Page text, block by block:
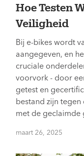
Hoe Testen
Veiligheid
Bij e-bikes wordt
aangegeven, en
cruciale
voorvork - door
getest en
bestand zijn
met de geclaimde
maart 26, 2025